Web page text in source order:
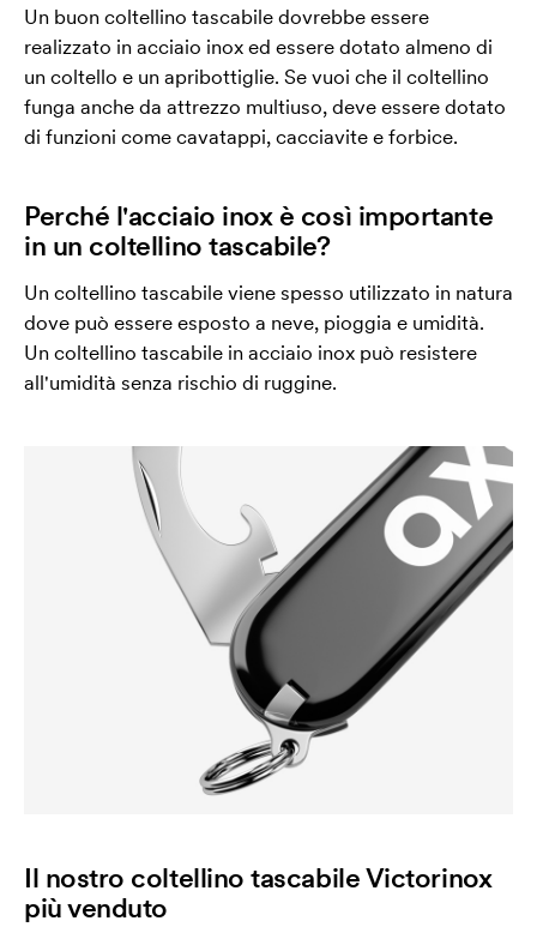
Un buon coltellino tascabile dovrebbe essere
realizzato in acciaio inox ed essere dotato almeno di
un coltello e un apribottiglie. Se vuoi che il coltellino
funga anche da attrezzo multiuso, deve essere dotato
di funzioni come cavatappi, cacciavite e forbice.
Perché l'acciaio inox è così importante
in un coltellino tascabile?
Un coltellino tascabile viene spesso utilizzato in natura
dove può essere esposto a neve, pioggia e umidità.
Un coltellino tascabile in acciaio inox può resistere
all'umidità senza rischio di ruggine.
Il nostro coltellino tascabile Victorinox
più venduto